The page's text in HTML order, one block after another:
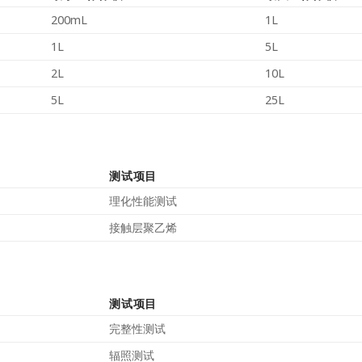
200mL
1L
1L
5L
2L
10L
5L
25L
测试项目
理化性能测试
接触层聚乙烯
测试项目
完整性测试
辐照测试